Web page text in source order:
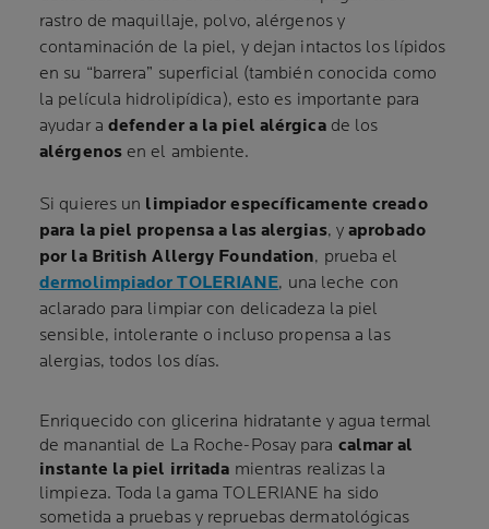
rastro de maquillaje, polvo, alérgenos y
contaminación de la piel, y dejan intactos los lípidos
en su “barrera” superficial (también conocida como
la película hidrolipídica), esto es importante para
ayudar a defender a la piel alérgicade los
alérgenosen el ambiente.
Si quieres un limpiador específicamente creado
para la piel propensa a las alergias, yaprobado
por la British Allergy Foundation, prueba el
dermolimpiador TOLERIANE, una leche con
aclarado para limpiar con delicadeza la piel
sensible, intolerante o incluso propensa a las
alergias, todos los días.
Enriquecido con glicerina hidratante y agua termal
de manantial de La Roche-Posay para calmar al
instante la piel irritada mientras realizas la
limpieza. Toda la gama TOLERIANE ha sido
sometida a pruebas y repruebas dermatológicas